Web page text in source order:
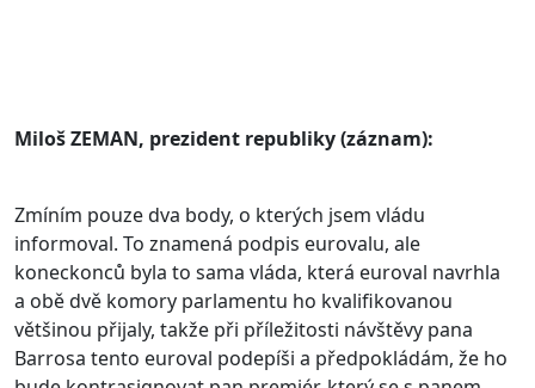
Miloš ZEMAN, prezident republiky (záznam):
Zmíním pouze dva body, o kterých jsem vládu
informoval. To znamená podpis eurovalu, ale
koneckonců byla to sama vláda, která euroval navrhla
a obě dvě komory parlamentu ho kvalifikovanou
většinou přijaly, takže při příležitosti návštěvy pana
Barrosa tento euroval podepíši a předpokládám, že ho